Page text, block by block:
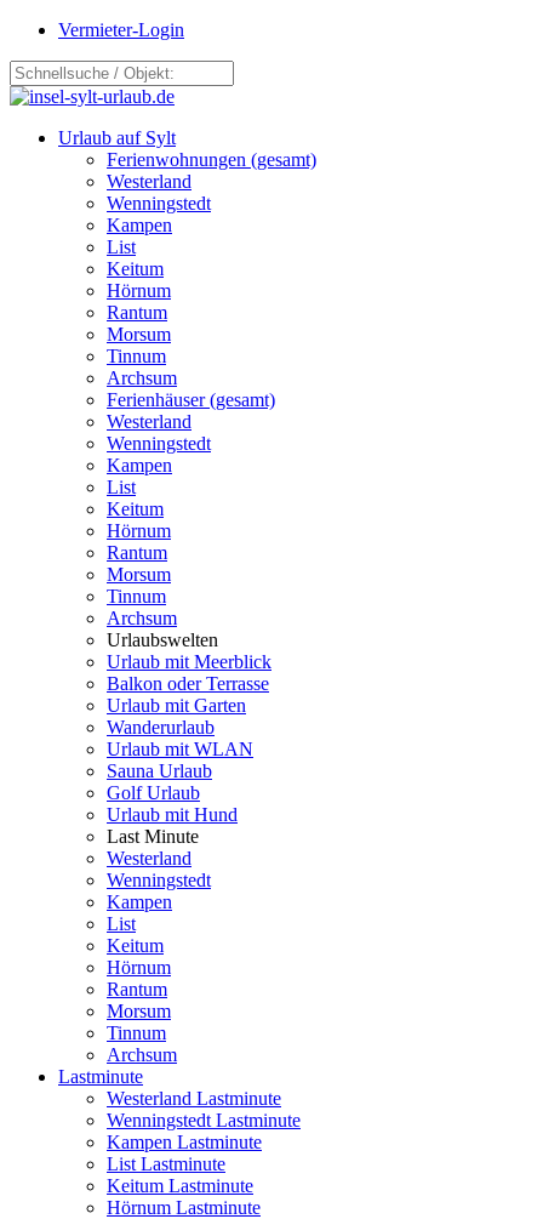
Vermieter-Login
Urlaub auf Sylt
Ferienwohnungen (gesamt)
Westerland
Wenningstedt
Kampen
List
Keitum
Hörnum
Rantum
Morsum
Tinnum
Archsum
Ferienhäuser (gesamt)
Westerland
Wenningstedt
Kampen
List
Keitum
Hörnum
Rantum
Morsum
Tinnum
Archsum
Urlaubswelten
Urlaub mit Meerblick
Balkon oder Terrasse
Urlaub mit Garten
Wanderurlaub
Urlaub mit WLAN
Sauna Urlaub
Golf Urlaub
Urlaub mit Hund
Last Minute
Westerland
Wenningstedt
Kampen
List
Keitum
Hörnum
Rantum
Morsum
Tinnum
Archsum
Lastminute
Westerland Lastminute
Wenningstedt Lastminute
Kampen Lastminute
List Lastminute
Keitum Lastminute
Hörnum Lastminute